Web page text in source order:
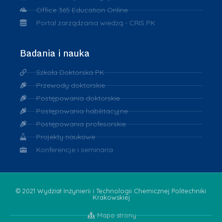
Office 365 Education Online
Portal zarządzania wiedzą - CRIS PK
Badania i nauka
Szkoła Doktorska PK
Przewody doktorskie
Postępowania doktorskie
Postępowania habilitacyjne
Postępowania profesorskie
Projekty naukowe
Konferencje i seminaria
© 2021 Wydział Inżynierii i Technologii Chemicznej Politechniki
Krakowskiej
Mapa strony